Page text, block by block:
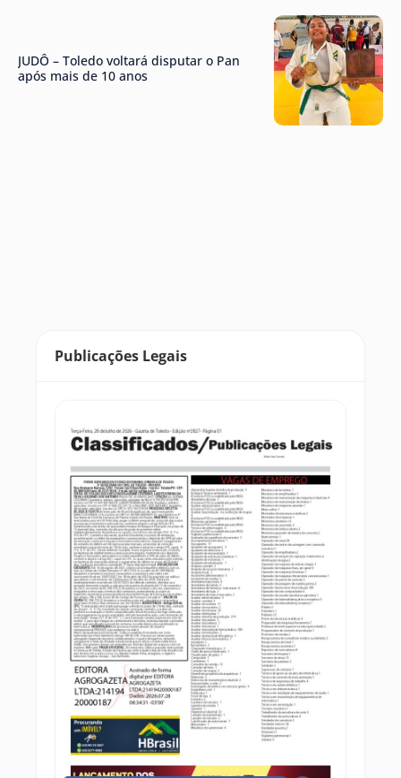
JUDÔ – Toledo voltará disputar o Pan
após mais de 10 anos
Publicações Legais